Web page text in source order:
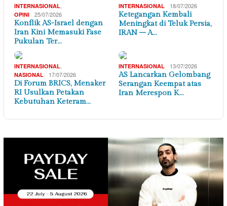
INTERNASIONAL
OPINI 25/07/2026
Konflik AS-Israel dengan
Iran Kini Memasuki Fase
Pukulan Ter…
INTERNASIONAL 18/07/2026
Ketegangan Kembali
Meningkat di Teluk Persia,
IRAN – A…
INTERNASIONAL
NASIONAL 17/07/2026
Di Forum BRICS, Menaker
RI Usulkan Petakan
Kebutuhan Keteram…
INTERNASIONAL 13/07/2026
AS Lancarkan Gelombang
Serangan Keempat atas
Iran Merespon K…